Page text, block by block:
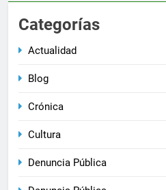
Categorías
Actualidad
Blog
Crónica
Cultura
Denuncia Pública